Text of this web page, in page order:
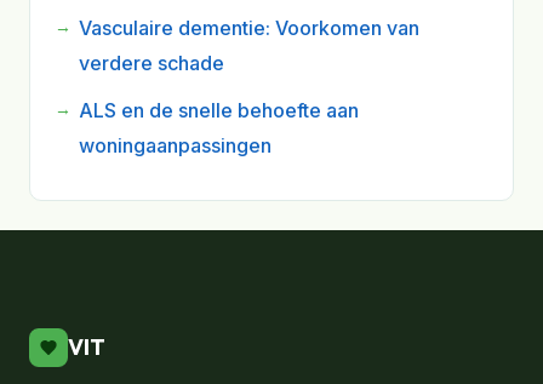
Vasculaire dementie: Voorkomen van
verdere schade
ALS en de snelle behoefte aan
woningaanpassingen
VIT